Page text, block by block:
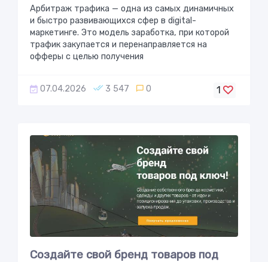
Арбитраж трафика — одна из самых динамичных
и быстро развивающихся сфер в digital-
маркетинге. Это модель заработка, при которой
трафик закупается и перенаправляется на
офферы с целью получения
07.04.2026 3 547 0 1
Создайте свой бренд товаров под